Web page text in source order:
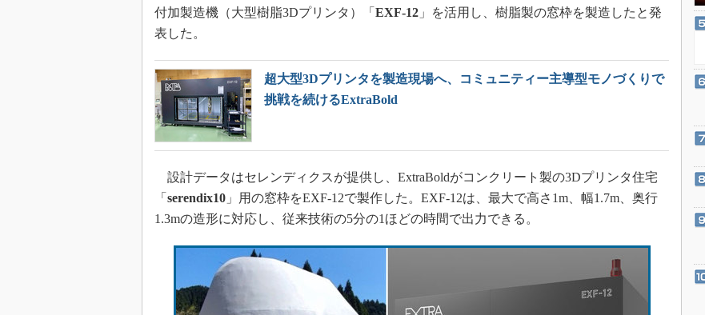
インダストリー4.0
メイドインジャパン
グローバル設計・開発
制御セキュリティ
付加製造機（大型樹脂3Dプリンタ）「 EXF-12 」を活用し、樹脂製の窓枠を製造したと発
表した。
超大型3Dプリンタを製造現場へ、コミュニティー主導型モノづくりで
挑戦を続けるExtraBold
設計データはセレンディクスが提供し、ExtraBoldがコンクリート製の3Dプリンタ住宅
「 serendix10 」用の窓枠をEXF-12で製作した。EXF-12は、最大で高さ1m、幅1.7m、奥行
1.3mの造形に対応し、従来技術の5分の1ほどの時間で出力できる。